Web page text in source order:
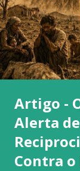
Artigo -
Alerta
Contra